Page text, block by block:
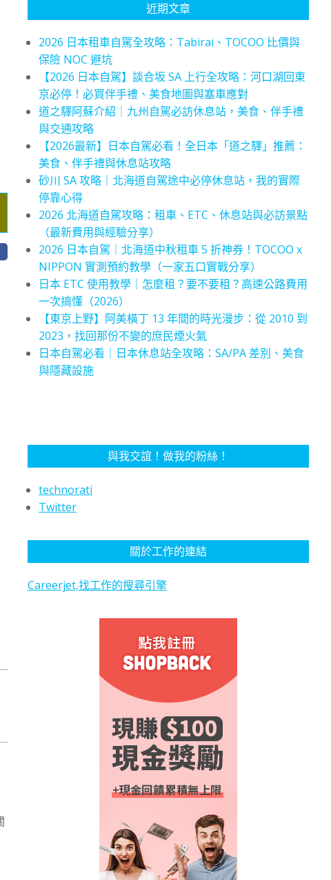
近期文章
2026 日本租車自駕全攻略：Tabirai、TOCOO 比價與
保險 NOC 避坑
【2026 日本自駕】談合坂 SA 上行全攻略：河口湖回東
京必停！必買伴手禮、美食地圖與塞車應對
道之驛阿蘇介紹｜九州自駕必訪休息站，美食、伴手禮
與交通攻略
【2026最新】日本自駕必看！全日本「道之驛」推薦：
美食、伴手禮與休息站攻略
砂川 SA 攻略｜北海道自駕途中必停休息站，我的實際
停靠心得
2026 北海道自駕攻略：租車、ETC、休息站與必訪景點
（最新費用與經驗分享）
2026 日本自駕｜北海道中秋租車 5 折神券！TOCOO x
NIPPON 實測預約教學（一家五口實戰分享）
日本 ETC 使用教學｜怎麼租？要不要租？高速公路費用
一次搞懂（2026）
【東京上野】阿美橫丁 13 年間的時光漫步：從 2010 到
2023，找回那份不變的庶民煙火氣
日本自駕必看｜日本休息站全攻略：SA/PA 差別、美食
與隱藏設施
與我交誼！做我的粉絲！
technorati
Twitter
關於工作的連結
Careerjet,找工作的搜尋引擎